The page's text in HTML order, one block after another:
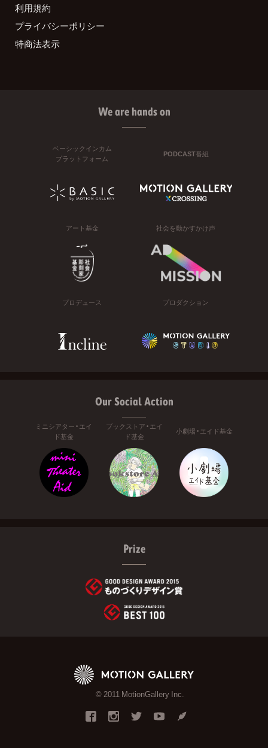
利用規約
プライバシーポリシー
特商法表示
We are hands on
ベーシックインカム
プラットフォーム
PODCAST番組
アート基金 社会を動かすかけ声
プロデュース プロダクション
Our Social Action
ミニシアター・エイ
ド基金
ブックストア・エイ
ド基金
小劇場・エイド基金
Prize
© 2011 MotionGallery Inc.